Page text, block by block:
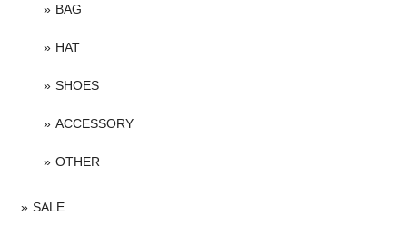
BAG
HAT
SHOES
ACCESSORY
OTHER
SALE